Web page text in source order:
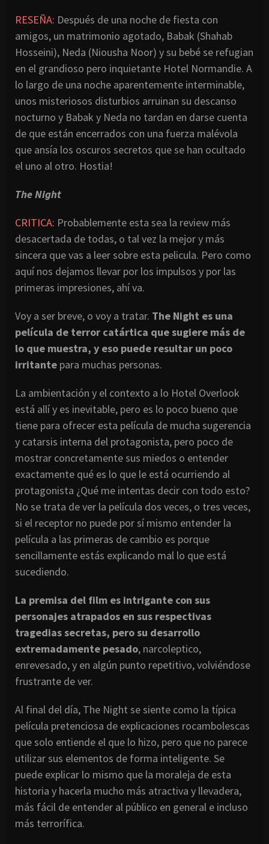
RESEÑA: Después de una noche de fiesta con
amigos, un matrimonio agotado, Babak (Shahab
Hosseini), Neda (Niousha Noor) y su bebé se refugian
en el grandioso pero inquietante Hotel Normandie. A
lo largo de una noche aparentemente interminable,
unos misteriosos disturbios arruinan su descanso
nocturno y Babak y Neda no tardan en darse cuenta
de que están encerrados con una fuerza malévola
que ansía los oscuros secretos que se han ocultado
el uno al otro. Hostia!
The Night
CRITICA: Probablemente esta sea la review más
desacertada de todas, o tal vez la mejor y más
sincera que vas a leer sobre esta pelicula. Pero como
aquí nos dejamos llevar por los impulsos y por las
primeras impresiones, ahí va.
Voy a ser breve, o voy a tratar. The Night es una
película de terror catártica que sugiere más de
lo que muestra, y eso puede resultar un poco
irritante para muchas personas.
La ambientación y el contexto a lo Hotel Overlook
está allí y es inevitable, pero es lo poco bueno que
tiene para ofrecer esta película de mucha sugerencia
y catarsis interna del protagonista, pero poco de
mostrar concretamente sus miedos o entender
exactamente qué es lo que le está ocurriendo al
protagonista ¿Qué me intentas decir con todo esto?
No se trata de ver la película dos veces, o tres veces,
si el receptor no puede por sí mismo entender la
película a las primeras de cambio es porque
sencillamente estás explicando mal lo que está
sucediendo.
La premisa del film es intrigante con sus
personajes atrapados en sus respectivas
tragedias secretas, pero su desarrollo
extremadamente pesado, narcoleptico,
enrevesado, y en algún punto repetitivo, volviéndose
frustrante de ver.
Al final del día, The Night se siente como la típica
película pretenciosa de explicaciones rocambolescas
que solo entiende el que lo hizo, pero que no parece
utilizar sus elementos de forma inteligente. Se
puede explicar lo mismo que la moraleja de esta
historia y hacerla mucho más atractiva y llevadera,
más fácil de entender al público en general e incluso
más terrorífica.